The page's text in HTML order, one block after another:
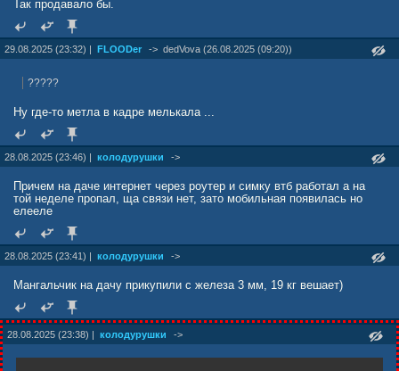
Так продавало бы.
29.08.2025 (23:32) | FLOODer -> dedVova (26.08.2025 (09:20))
?????
Ну где-то метла в кадре мелькала ...
28.08.2025 (23:46) | колодурушки ->
Причем на даче интернет через роутер и симку втб работал а на
той неделе пропал, ща связи нет, зато мобильная появилась но
елееле
28.08.2025 (23:41) | колодурушки ->
Мангальчик на дачу прикупили с железа 3 мм, 19 кг вешает)
28.08.2025 (23:38) | колодурушки ->